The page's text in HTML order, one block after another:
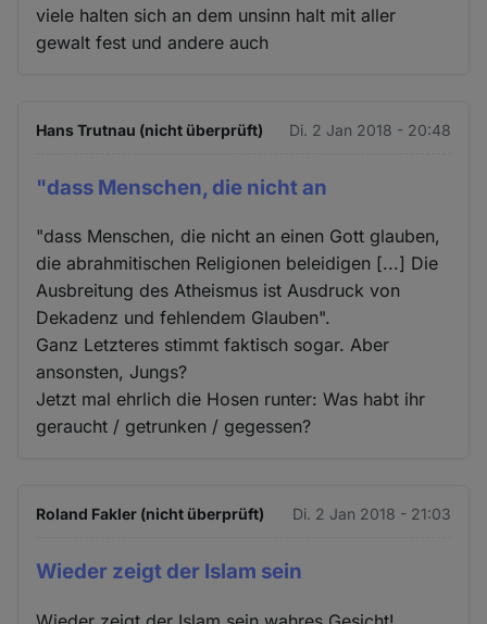
viele halten sich an dem unsinn halt mit aller
gewalt fest und andere auch
Hans Trutnau (nicht überprüft) Di. 2 Jan 2018 - 20:48
"dass Menschen, die nicht an
"dass Menschen, die nicht an einen Gott glauben,
die abrahmitischen Religionen beleidigen [...] Die
Ausbreitung des Atheismus ist Ausdruck von
Dekadenz und fehlendem Glauben".
Ganz Letzteres stimmt faktisch sogar. Aber
ansonsten, Jungs?
Jetzt mal ehrlich die Hosen runter: Was habt ihr
geraucht / getrunken / gegessen?
Roland Fakler (nicht überprüft) Di. 2 Jan 2018 - 21:03
Wieder zeigt der Islam sein